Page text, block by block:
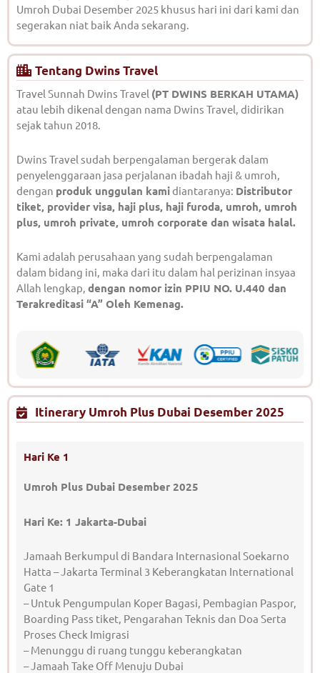
Umroh Dubai Desember 2025 khusus hari ini dari kami dan
segerakan niat baik Anda sekarang.
Tentang Dwins Travel
Travel Sunnah Dwins Travel (PT DWINS BERKAH UTAMA)
atau lebih dikenal dengan nama Dwins Travel, didirikan
sejak tahun 2018.
Dwins Travel sudah berpengalaman bergerak dalam
penyelenggaraan jasa perjalanan ibadah haji & umroh,
dengan produk unggulan kamidiantaranya: Distributor
tiket, provider visa, haji plus, haji furoda, umroh, umroh
plus, umroh private, umroh corporate dan wisata halal.
Kami adalah perusahaan yang sudah berpengalaman
dalam bidang ini, maka dari itu dalam hal perizinan insyaa
Allah lengkap, dengan nomor izin PPIU NO. U.440 dan
Terakreditasi “A” Oleh Kemenag.
Itinerary Umroh Plus Dubai Desember 2025
Hari Ke 1
Umroh Plus Dubai Desember 2025
Hari Ke: 1 Jakarta-Dubai
Jamaah Berkumpul di Bandara Internasional Soekarno
Hatta – Jakarta Terminal 3 Keberangkatan International
Gate 1
– Untuk Pengumpulan Koper Bagasi, Pembagian Paspor,
Boarding Pass tiket, Pengarahan Teknis dan Doa Serta
Proses Check Imigrasi
– Menunggu di ruang tunggu keberangkatan
– Jamaah Take Off Menuju Dubai